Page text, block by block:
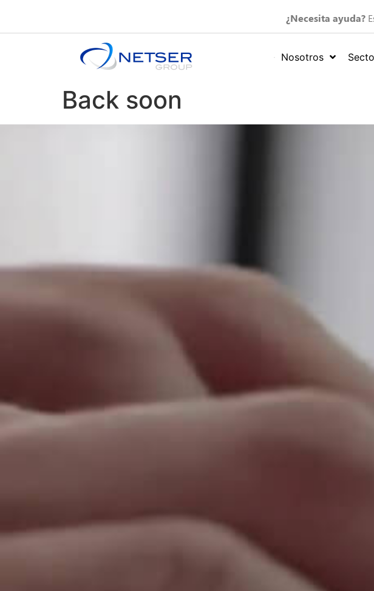
¿Necesita ayuda?
Nosotros
Back soon